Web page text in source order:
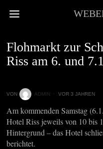
Flohmarkt zur
Riss am 6. und
VON ADMIN VOR 3 JAHREN
Am kommenden Samstag
Hotel Riss jeweils von 10 bis
Hintergrund – das Hotel
berichtet.